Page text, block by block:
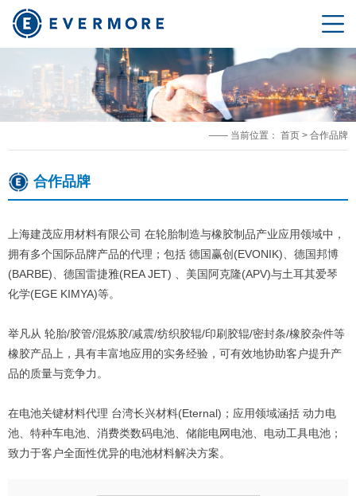
—— 当前位置： 首页 > 合作品牌
合作品牌
上海建茂应用材料有限公司 在轮胎制造与橡胶制品产业应用领域中，
拥有多个国际品牌产品的代理；包括 德国赢创(EVONIK)、德国邦博
(BARBE)、德国雷捷雅(REA JET) 、美国阿克隆(APV)与土耳其爱琴
化学(EGE KIMYA)等。
举凡从 轮胎/胶管/混炼胶/减震/纺织胶辊/印刷胶辊/密封条/橡胶杂件等
橡胶产品上，具有丰富地应用的实务经验，可有效地协助客户提升产
品的质量与竞争力。
在电池关键材料代理 台湾长兴材料(Eternal)；应用领域涵括 动力电
池、特种车电池、消费类数码电池、储能电网电池、电动工具电池；
致力于客户全面性优异的电池材料解决方案。